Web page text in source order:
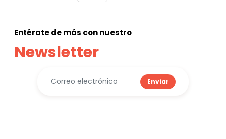
Entérate de más con nuestro
Newsletter
Enviar